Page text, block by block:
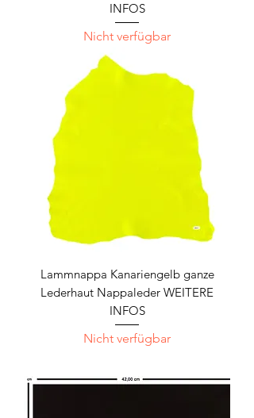
INFOS
Nicht verfügbar
Lammnappa Kanariengelb ganze
Lederhaut Nappaleder WEITERE
INFOS
Nicht verfügbar